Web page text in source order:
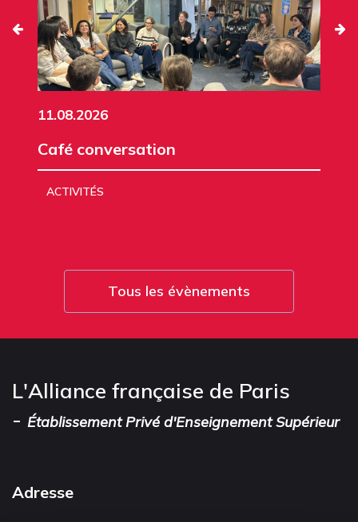
11.08.2026
Café conversation
ACTIVITÉS
Tous les évènements
L'Alliance française de Paris
- Établissement Privé d'Enseignement Supérieur
Adresse